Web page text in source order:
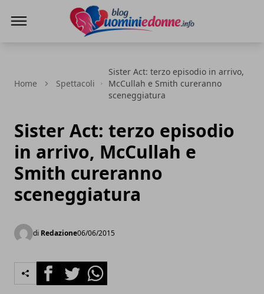
Home Spettacoli
Sister Act: terzo episodio in arrivo,
McCullah e Smith cureranno
sceneggiatura
Sister Act: terzo episodio
in arrivo, McCullah e
Smith cureranno
sceneggiatura
di Redazione06/06/2015
FacebookTwitterWhatsapp